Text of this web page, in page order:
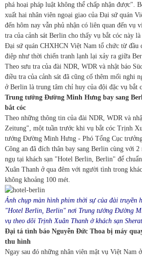
phá hoại pháp luật không thể chấp nhận được".
xuất hai nhân viên ngoại giao của Đại sứ quán
đến hôm nay vẫn phủ nhận có liên quan đến vụ
tra của cảnh sát Berlin cho thấy vụ bắt cóc này
Đại sứ quán CHXHCN Việt Nam tổ chức từ đầu
điệp như thời chiến tranh lạnh lại xảy ra giữa
Theo sưu tra của đài NDR, WDR và nhật báo
điều tra của cảnh sát đã cũng cố thêm mối nghi
ở Berlin là trung tâm chỉ huy của đội đặc vụ bắt
Trung tướng Đường Minh Hưng bay sang
bắt cóc
Theo những thông tin của đài NDR, WDR và
Zeitung", một tuần trước khi vụ bắt cóc Trịnh
tướng Đường Minh Hưng - Phó Tổng Cục
Công an đã đích thân bay sang Berlin cùng với
ngụ tại khách sạn "Hotel Berlin, Berlin" để
Xuân Thanh ở qua đêm với người tình trong
không khoảng 100 mét.
Ảnh chụp màn hình phim thời sự của đài truyền
"Hotel Berlin, Berlin" nơi Trung tướng Đường
vụ theo dõi Trịnh Xuân Thanh ở khách sạn
Đại tá tình báo Nguyễn Đức Thoa bị máy
thu hình
Ngay sau đó những nhân viên mật vụ Việt Nam